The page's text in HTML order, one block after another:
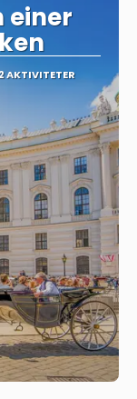
einer
2 AKTIVITETER